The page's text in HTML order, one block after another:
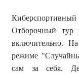
Отборочный тур
включительно.
режиме
сам за себя.